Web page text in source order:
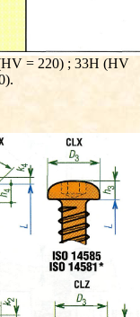
= 220) ; 33H (HV